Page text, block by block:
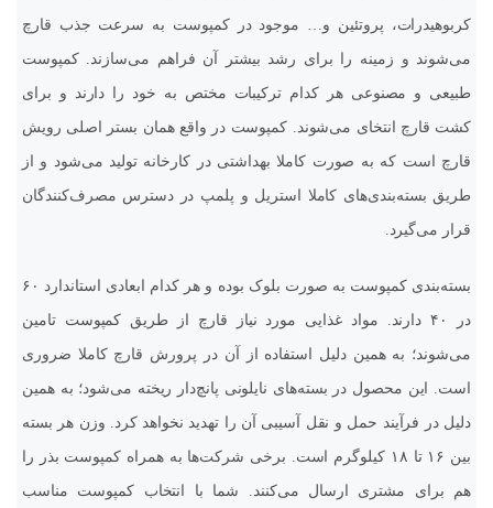
کربوهیدرات، پروتئین و… موجود در کمپوست به سرعت جذب قارچ
می‌شوند و زمینه را برای رشد بیشتر آن فراهم می‌سازند. کمپوست
طبیعی و مصنوعی هر کدام ترکیبات مختص به خود را دارند و برای
کشت قارچ انتخای می‌شوند. کمپوست در واقع همان بستر اصلی رویش
قارچ است که به صورت کاملا بهداشتی در کارخانه تولید می‌شود و از
طریق بسته‌بندی‌های کاملا استریل و پلمپ در دسترس مصرف‌کنندگان
قرار می‌گیرد.
بسته‌بندی کمپوست به صورت بلوک بوده و هر کدام ابعادی استاندارد ۶۰
در ۴۰ دارند. مواد غذایی مورد نیاز قارچ از طریق کمپوست تامین
می‌شوند؛ به همین دلیل استفاده از آن در پرورش قارچ کاملا ضروری
است. این محصول در بسته‌های نایلونی پانچ‌دار ریخته می‌شود؛ به همین
دلیل در فرآیند حمل و نقل آسیبی آن را تهدید نخواهد کرد. وزن هر بسته
بین ۱۶ تا ۱۸ کیلوگرم است. برخی شرکت‌ها به همراه کمپوست بذر را
هم برای مشتری ارسال می‌کنند. شما با انتخاب کمپوست مناسب